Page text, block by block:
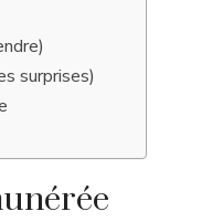
surprises)